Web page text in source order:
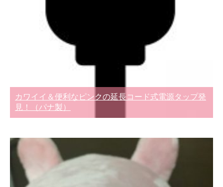
カワイイ＆便利なピンクの延長コード式電源タップ発
見！（パナ製）